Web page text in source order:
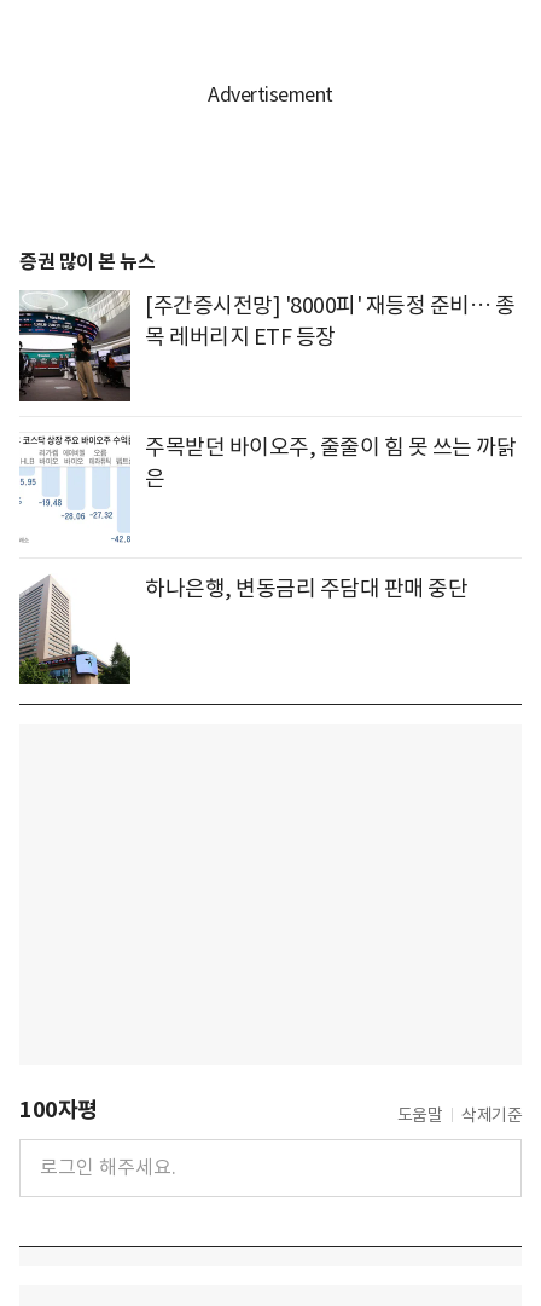
증권 많이 본 뉴스
[주간증시전망] '8000피' 재등정 준비… 종
목 레버리지 ETF 등장
주목받던 바이오주, 줄줄이 힘 못 쓰는 까닭
은
하나은행, 변동금리 주담대 판매 중단
100자평 도움말 삭제기준